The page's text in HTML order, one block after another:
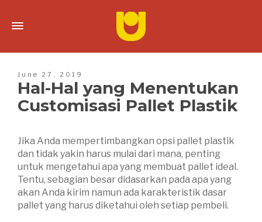
June 27, 2019
Hal-Hal yang Menentukan
Customisasi Pallet Plastik
Jika Anda mempertimbangkan opsi pallet plastik
dan tidak yakin harus mulai dari mana, penting
untuk mengetahui apa yang membuat pallet ideal.
Tentu, sebagian besar didasarkan pada apa yang
akan Anda kirim namun ada karakteristik dasar
pallet yang harus diketahui oleh setiap pembeli.